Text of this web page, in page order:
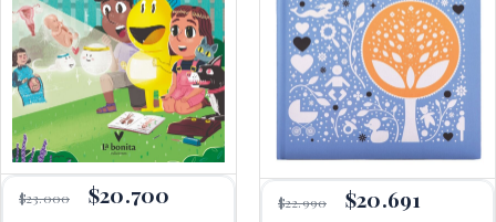
$23.000
El
precio
$20.700 $22.990
El
precio
$20.691